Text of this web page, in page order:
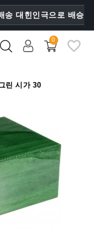
송 대힌인극으로 배승
0
린 시가 30